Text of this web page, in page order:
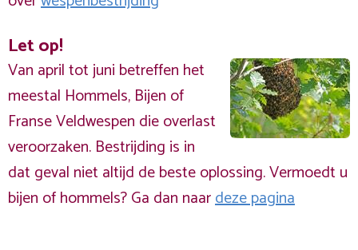
Let op!
Van april tot juni betreffen het
meestal Hommels, Bijen of
Franse Veldwespen die overlast
veroorzaken. Bestrijding is in
dat geval niet altijd de beste oplossing. Vermoedt u
bijen of hommels? Ga dan naardeze pagina